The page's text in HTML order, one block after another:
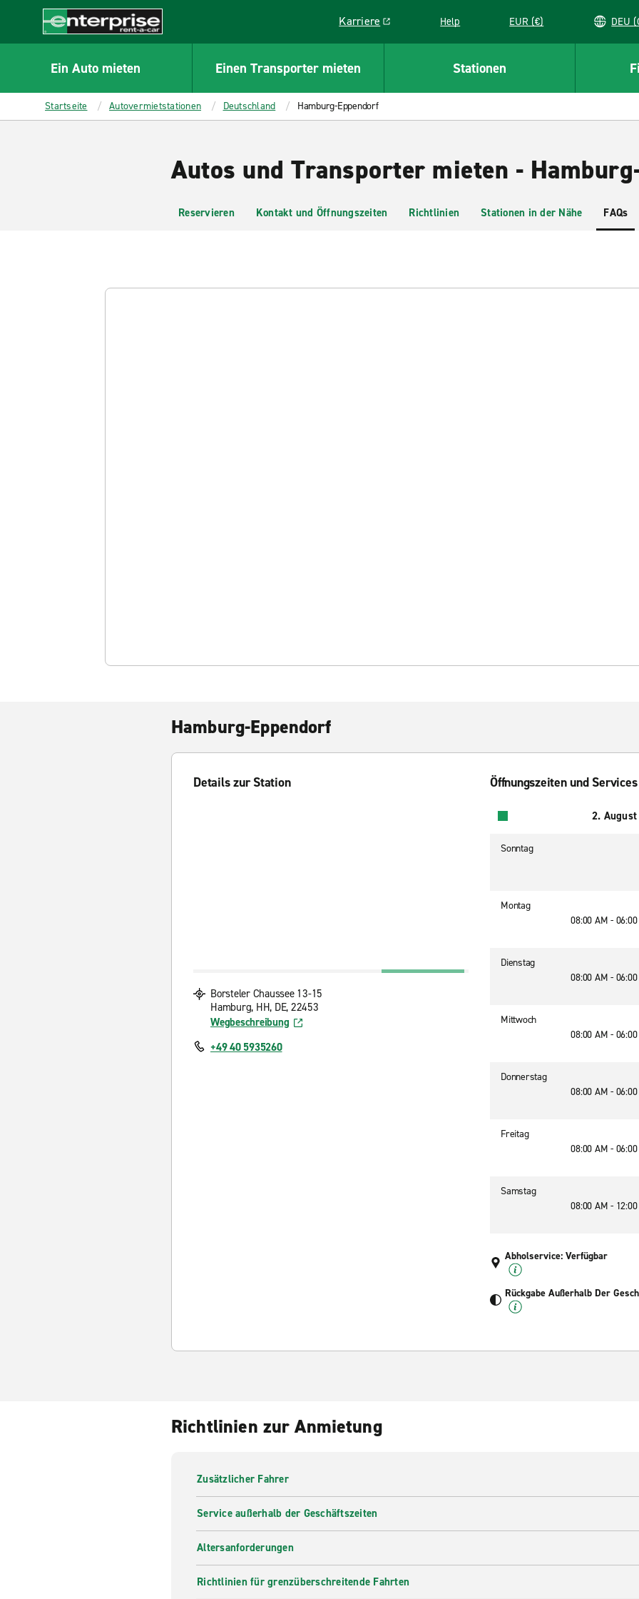
CONTENT
Enterprise
Karriere
Link opens in a new window
Help EUR (€)
Ein Auto mieten Einen Transporter mieten Stationen
Startseite Autovermietstationen Deutschland Hamburg-Eppendorf
Autos und Transporter mieten -
Reservieren Kontakt und Öffnungszeiten Richtlinien Stationen in der Nähe FAQs
Hamburg-Eppendorf
Details zur Station
Borsteler Chaussee 13-15
Hamburg, HH, DE, 22453
Wegbeschreibung
+49 40 5935260
Öffnungszeiten und Services
2.
Sonntag
Montag
08:00 AM -
Dienstag
08:00 AM -
Mittwoch
08:00 AM -
Donnerstag
08:00 AM -
Freitag
08:00 AM -
Samstag
08:00 AM -
Abholservice: Verfügbar
Rückgabe Außerhalb Der
Richtlinien zur Anmietung
Zusätzlicher Fahrer
Service außerhalb der Geschäftszeiten
Altersanforderungen
Richtlinien für grenzüberschreitende Fahrten